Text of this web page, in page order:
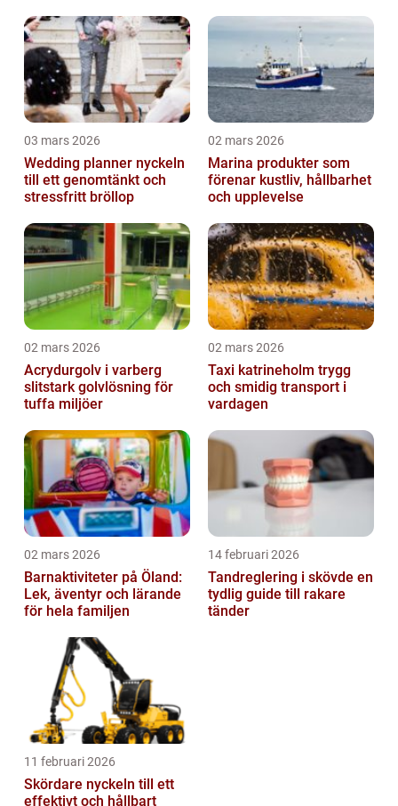
03 mars 2026
Wedding planner nyckeln
till ett genomtänkt och
stressfritt bröllop
02 mars 2026
Marina produkter som
förenar kustliv, hållbarhet
och upplevelse
02 mars 2026
Acrydurgolv i varberg
slitstark golvlösning för
tuffa miljöer
02 mars 2026
Taxi katrineholm trygg
och smidig transport i
vardagen
02 mars 2026
Barnaktiviteter på Öland:
Lek, äventyr och lärande
för hela familjen
14 februari 2026
Tandreglering i skövde en
tydlig guide till rakare
tänder
11 februari 2026
Skördare nyckeln till ett
effektivt och hållbart